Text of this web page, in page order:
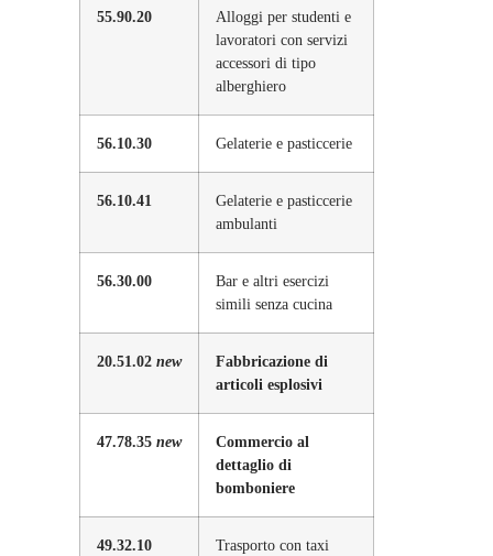
55.90.20
Alloggi per studenti e
lavoratori con servizi
accessori di tipo
alberghiero
56.10.30 Gelaterie e pasticcerie
56.10.41
Gelaterie e pasticcerie
ambulanti
56.30.00
Bar e altri esercizi
simili senza cucina
20.51.02new
Fabbricazione di
articoli esplosivi
47.78.35new
Commercio al
dettaglio di
bomboniere
49.32.10 Trasporto con taxi